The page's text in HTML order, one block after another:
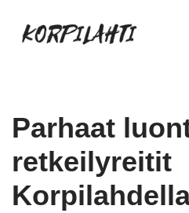
Siirry
Parhaat
retkeilyreitit